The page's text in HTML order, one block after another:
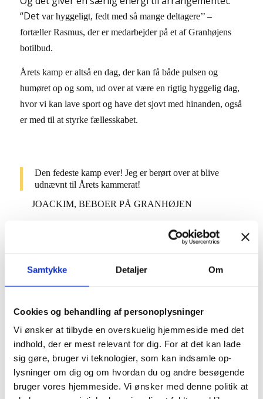
Samtykke Detaljer Om
Cookies og behandling af personoplysninger
Vi ønsker at tilbyde en overskuelig hjemmeside med det
indhold, der er mest relevant for dig. For at det kan lade
sig gøre, bruger vi teknologier, som kan indsamle op-
lysninger om dig og om hvordan du og andre besøgende
bruger vores hjemmeside. Vi ønsker med denne politik at
“Detvar hyggeligt, fedt med så mange deltagere’’ –
fortæller Rasmus, der er medarbejder på et af Granhøjens
botilbud.
Årets kamp eraltså en dag, der kan få både pulsen og
humøret op og som, ud over at være en rigtig hyggelig dag,
hvor vi kan lave sport og have det sjovt med hinanden, også
er med til at styrke fællesskabet.
Den fedeste kamp ever! Jeg er berørt over at blive
udnævnt til Årets kammerat!
JOACKIM, BEBOER PÅ GRANHØJEN
fodboldspiller, årets mandlige fodboldspiller, årets kammerat
og kampens spiller. Og selvfølgelig med at hædre det
vindende hold, som i år med en smal sejr på 10-9 gik til
som alle gik fra banen med store smil og kunne se frem til
en velfortjent sodavand, pølsehorn og kage.